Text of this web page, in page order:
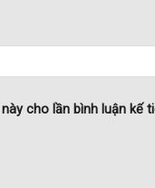
cho lần bình luận kế